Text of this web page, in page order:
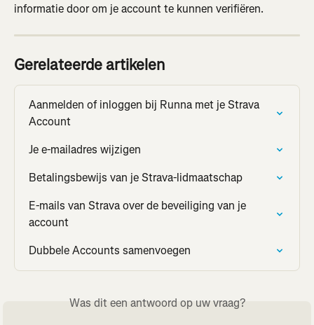
informatie door om je account te kunnen verifiëren.
Gerelateerde artikelen
Aanmelden of inloggen bij Runna met je Strava
Account
Je e-mailadres wijzigen
Betalingsbewijs van je Strava-lidmaatschap
E-mails van Strava over de beveiliging van je
account
Dubbele Accounts samenvoegen
Was dit een antwoord op uw vraag?